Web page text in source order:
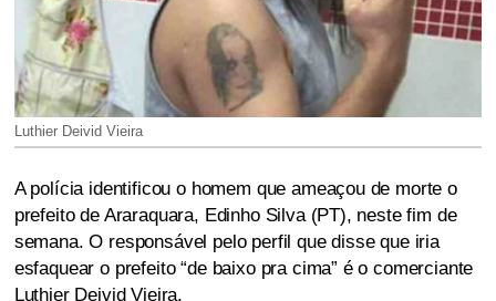
Luthier Deivid Vieira
A polícia identificou o homem que ameaçou de morte o
prefeito de Araraquara, Edinho Silva (PT), neste fim de
semana. O responsável pelo perfil que disse que iria
esfaquear o prefeito “de baixo pra cima” é o comerciante
Luthier Deivid Vieira.